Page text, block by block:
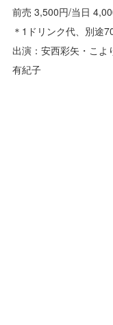
前売 3,500円/当日
＊1ドリンク代、別途
出演：安西彩矢・こよ
有紀子